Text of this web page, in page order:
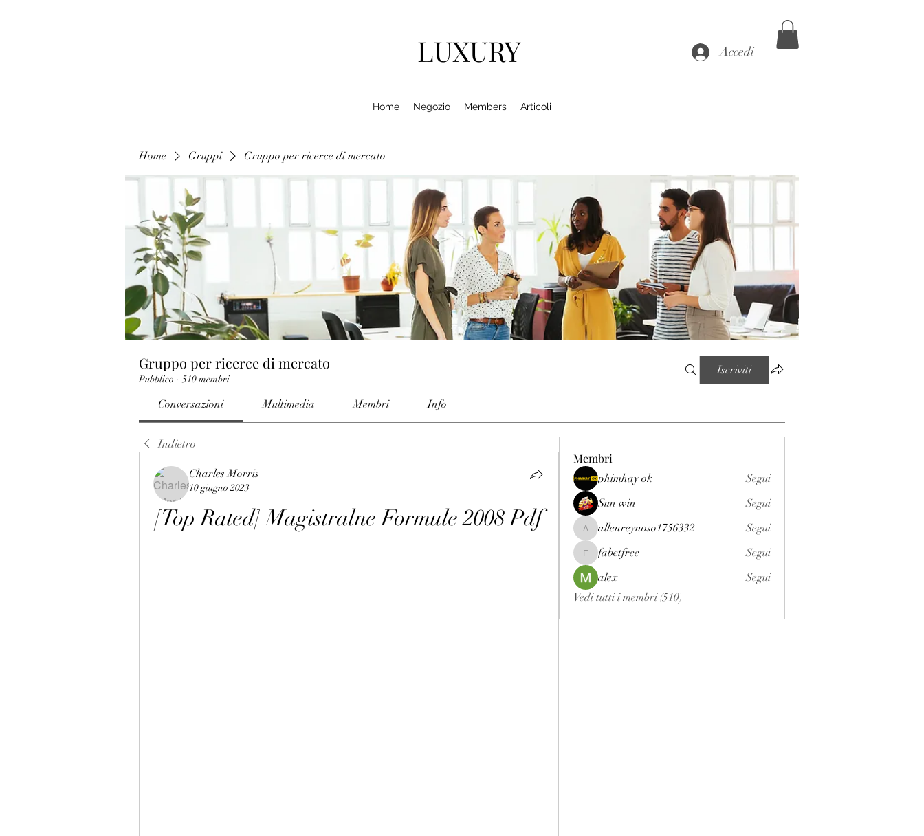
LUXURY Accedi
Home Negozio Members Articoli
Home Gruppi Gruppo per ricerce di mercato
Gruppo per ricerce di mercato
Pubblico · 510 membri
Iscriviti
Conversazioni Multimedia Membri Info
Indietro
Charles Morris
10 giugno 2023
[Top Rated] Magistralne Formule 2008 Pdf
Membri
phimhay ok
Segui
Sun win
Segui
allenreynoso1756332
allenreynoso1756332 Segui
fabetfree
fabetfree
Segui
alex
Segui
Vedi tutti i membri (510)